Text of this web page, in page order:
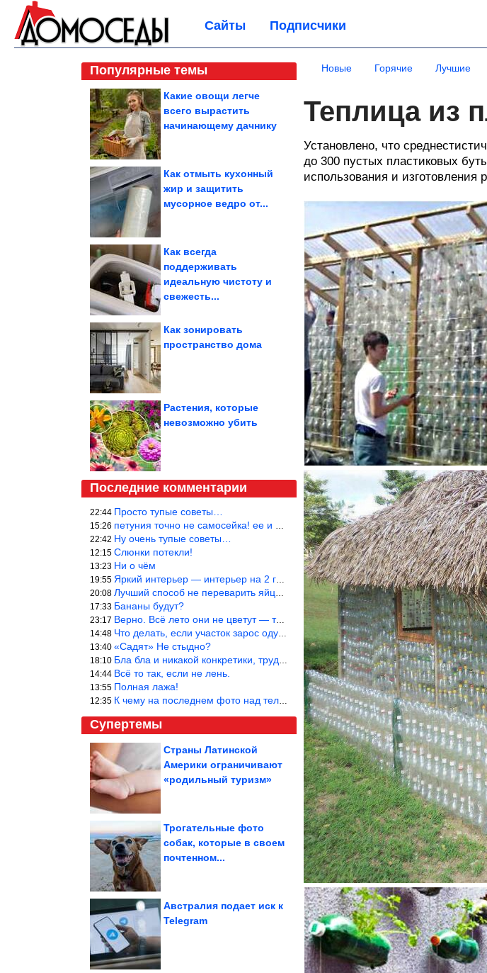
Сайты Подписчики
Популярные темы
Какие овощи легче
всего вырастить
начинающему дачнику
Как отмыть кухонный
жир и защитить
мусорное ведро от...
Как всегда
поддерживать
идеальную чистоту и
свежесть...
Как зонировать
пространство дома
Растения, которые
невозможно убить
Последние комментарии
22:44 Просто тупые советы…
15:26 петуния точно не самосейка! ее и из рассады тяжело вырастить!
22:42 Ну очень тупые советы…
12:15 Слюнки потекли!
13:23 Ни о чём
19:55 Яркий интерьер — интерьер на 2 года! Человек должен отдыхать в с
20:08 Лучший способ не переварить яйцо — довести его до кипения и выкл
17:33 Бананы будут?
23:17 Верно. Всё лето они не цветут — только в его начале. Достаточно
14:48 Что делать, если участок зарос одуванчиками — ничего.
13:40 «Садят» Не стыдно?
18:10 Бла бла и никакой конкретики, трудно указать наименование рекоме
14:44 Всё то так, если не лень.
13:55 Полная лажа!
12:35 К чему на последнем фото над телевизором две полки? Делают интер
Супертемы
Как римляне возводили
лагеря? «Город»...
Страны Латинской
Америки ограничивают
«родильный туризм»
Трогательные фото
собак, которые в своем
почтенном...
Австралия подает иск к
Telegram
Новые Горячие Лучшие
Теплица из
Установлено, что
до 300 пустых пластиковых
использования и изготовления